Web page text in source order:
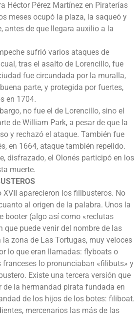
Héctor Pérez Martínez en Piraterías
meses ocupó la plaza, la saqueó y
antes de que llegara auxilio a la
sufrió varios ataques de
tras el asalto de Lorencillo, fue
fue circundada por la muralla,
parte, y protegida por fuertes,
en 1704.
no fue el de Lorencillo, sino el
de William Park, a pesar de que la
y rechazó el ataque. También fue
en 1664, ataque también repelido.
disfrazado, el Olonés participó en los
muerte.
XVII aparecieron los filibusteros. No
al origen de la palabra. Unos la
booter (algo así como «reclutas
que puede venir del nombre de las
zona de Las Tortugas, muy veloces
lo que eran llamadas: flyboats o
franceses lo pronunciaban «filibuts» y
Existe una tercera versión que
de la hermandad pirata fundada en
de los hijos de los botes: filiboat.
mercenarios las más de las